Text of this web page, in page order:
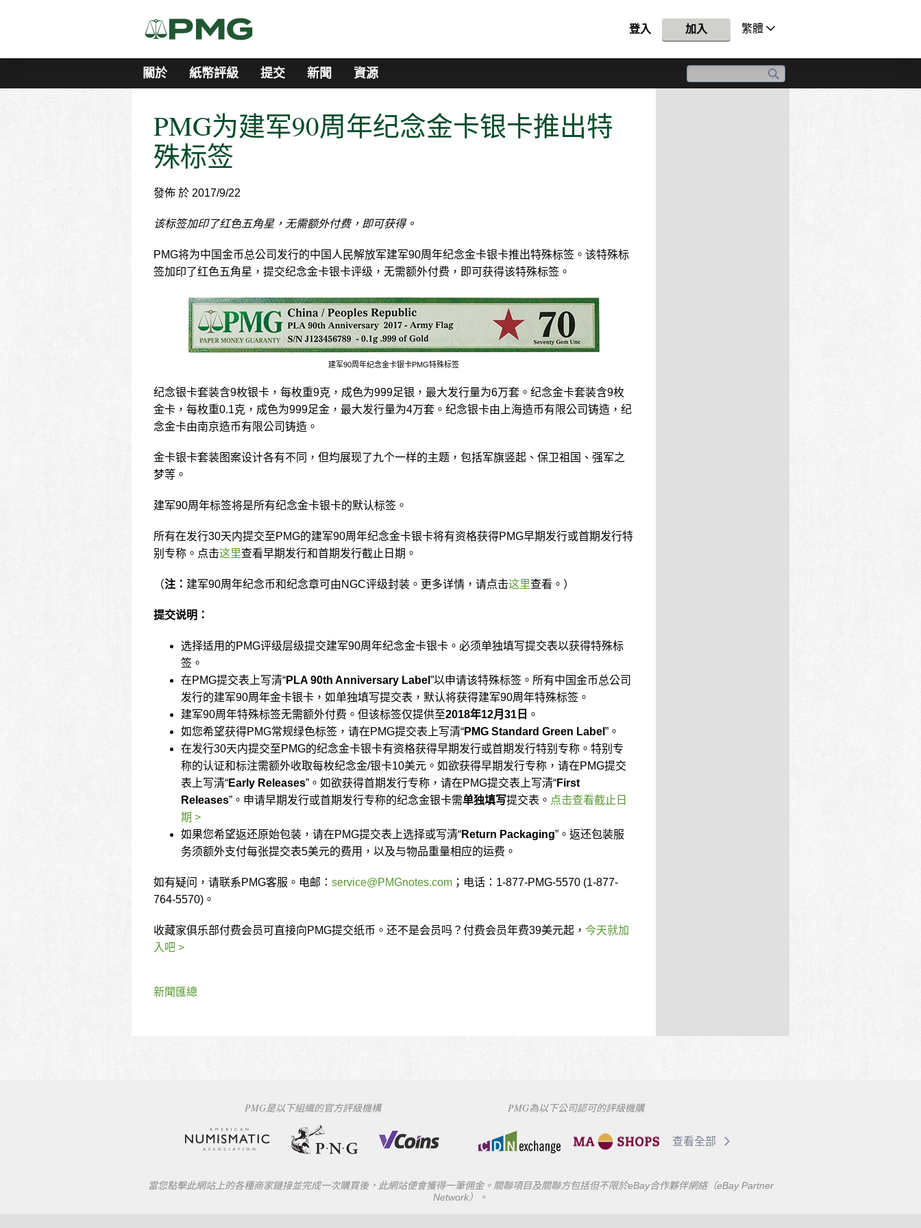
登入 加入 繁體
關於 紙幣評級 提交 新聞 資源
PMG为建军90周年纪念金卡银卡推出特
殊标签
發佈 於 2017/9/22
该标签加印了红色五角星，无需额外付费，即可获得。
PMG将为中国金币总公司发行的中国人民解放军建军90周年纪念金卡银卡推出特殊标签。该特殊标
签加印了红色五角星，提交纪念金卡银卡评级，无需额外付费，即可获得该特殊标签。
建军90周年纪念金卡银卡PMG特殊标签
纪念银卡套装含9枚银卡，每枚重9克，成色为999足银，最大发行量为6万套。纪念金卡套装含9枚
金卡，每枚重0.1克，成色为999足金，最大发行量为4万套。纪念银卡由上海造币有限公司铸造，纪
念金卡由南京造币有限公司铸造。
金卡银卡套装图案设计各有不同，但均展现了九个一样的主题，包括军旗竖起、保卫祖国、强军之
梦等。
建军90周年标签将是所有纪念金卡银卡的默认标签。
所有在发行30天内提交至PMG的建军90周年纪念金卡银卡将有资格获得PMG早期发行或首期发行特
别专称。点击这里查看早期发行和首期发行截止日期。
（注： 建军90周年纪念币和纪念章可由NGC评级封装。更多详情，请点击这里查看。）
提交说明：
选择适用的PMG评级层级提交建军90周年纪念金卡银卡。必须单独填写提交表以获得特殊标
签。
在PMG提交表上写清“PLA 90th Anniversary Label ”以申请该特殊标签。所有中国金币总公司
发行的建军90周年金卡银卡，如单独填写提交表，默认将获得建军90周年特殊标签。
建军90周年特殊标签无需额外付费。但该标签仅提供至2018年12月31日 。
如您希望获得PMG常规绿色标签，请在PMG提交表上写清“PMG Standard Green Label ”。
在发行30天内提交至PMG的纪念金卡银卡有资格获得早期发行或首期发行特别专称。特别专
称的认证和标注需额外收取每枚纪念金/银卡10美元。如欲获得早期发行专称，请在PMG提交
表上写清“Early Releases”。如欲获得首期发行专称，请在PMG提交表上写清“First
Releases”。申请早期发行或首期发行专称的纪念金银卡需单独填写提交表。 点击查看截止日
期 >
如果您希望返还原始包装，请在PMG提交表上选择或写清“Return Packaging”。返还包装服
务须额外支付每张提交表5美元的费用，以及与物品重量相应的运费。
如有疑问，请联系PMG客服。电邮： service@PMGnotes.com ；电话：1-877-PMG-5570 (1-877-
764-5570)。
收藏家俱乐部付费会员可直接向PMG提交纸币。还不是会员吗？付费会员年费39美元起， 今天就加
入吧 >
新聞匯總
PMG是以下組織的官方評級機構 PMG為以下公司認可的評級機購
查看全部
當您點擊此網站上的各種商家鏈接並完成一次購買後，此網站便會獲得一筆佣金。關聯項目及關聯方包括但不限於eBay合作夥伴網絡（eBay Partner
Network）。